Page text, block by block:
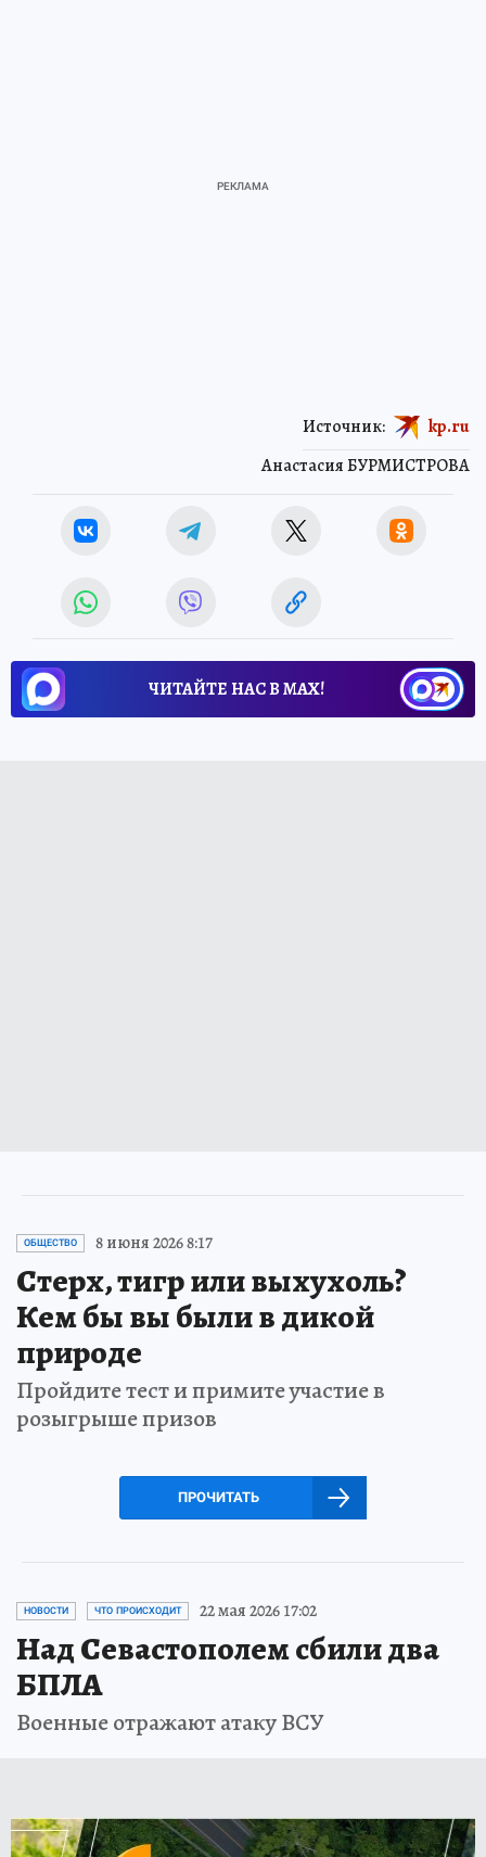
Анастасия БУРМИСТРОВА
Источник: kp.ru
ЧИТАЙТЕ НАС В МАХ!
ОБЩЕСТВО 8 июня 2026 8:17
Стерх, тигр или выхухоль?
Кем бы вы были в дикой
природе
Пройдите тест и примите участие в
розыгрыше призов
ПРОЧИТАТЬ
НОВОСТИ ЧТО ПРОИСХОДИТ 22 мая 2026 17:02
Над Севастополем сбили два
БПЛА
Военные отражают атаку ВСУ